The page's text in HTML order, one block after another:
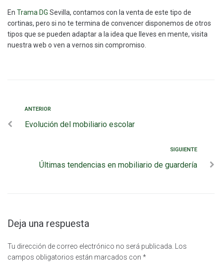
En Trama DG Sevilla, contamos con la venta de este tipo de
cortinas, pero si no te termina de convencer disponemos de otros
tipos que se pueden adaptar a la idea que lleves en mente, visita
nuestra web o ven a vernos sin compromiso.
ANTERIOR
Evolución del mobiliario escolar
SIGUIENTE
Últimas tendencias en mobiliario de guardería
Deja una respuesta
Tu dirección de correo electrónico no será publicada.
Los
campos obligatorios están marcados con *